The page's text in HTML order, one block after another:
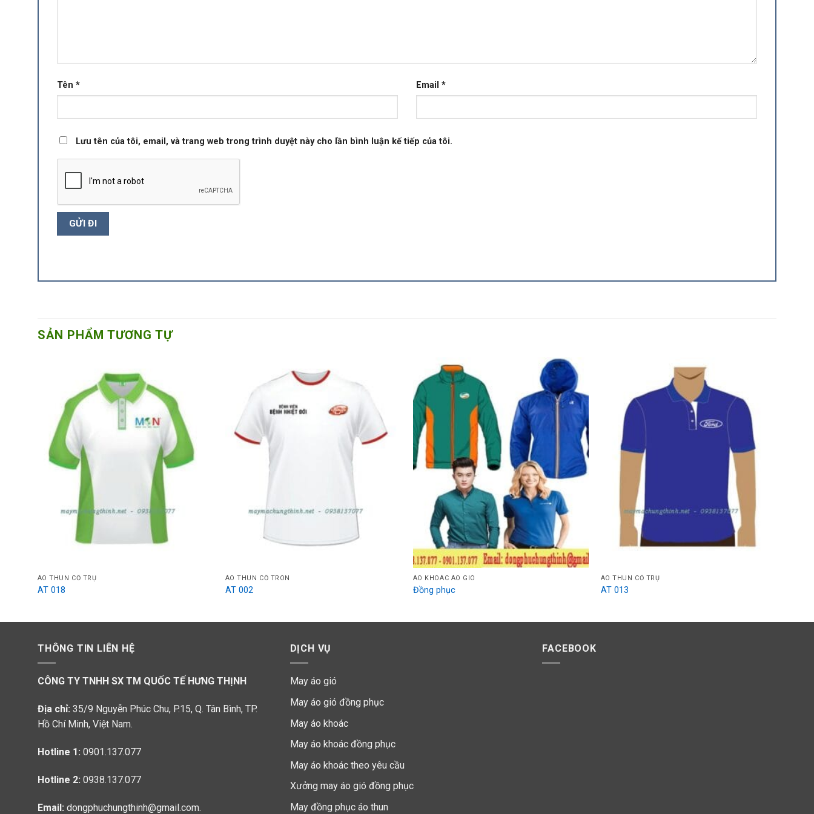
Tên * Email *
Lưu tên của tôi, email, và trang web trong trình duyệt này cho lần bình luận kế tiếp của tôi.
SẢN PHẨM TƯƠNG TỰ
Add to
Wishlist
ÁO THUN CỔ TRỤ
AT 018
Add to
Wishlist
ÁO THUN CỔ TRÒN
AT 002
ÁO KHOÁC ÁO GIÓ
Đồng phục
Add to
Wishlist
ÁO THUN CỔ TRỤ
AT 013
THÔNG TIN LIÊN HỆ
CÔNG TY TNHH SX TM QUỐC TẾ HƯNG THỊNH
Địa chỉ: 35/9 Nguyễn Phúc Chu, P.15, Q. Tân Bình, TP.
Hồ Chí Minh, Việt Nam.
Hotline 1: 0901.137.077
Hotline 2: 0938.137.077
Email: dongphuchungthinh@gmail.com.
DỊCH VỤ
May áo gió
May áo gió đồng phục
May áo khoác
May áo khoác đồng phục
May áo khoác theo yêu cầu
Xưởng may áo gió đồng phục
May đồng phục áo thun
FACEBOOK